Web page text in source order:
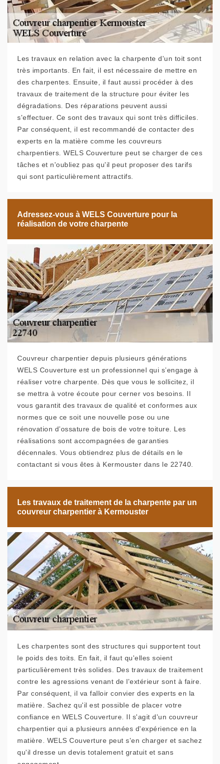
Les travaux en relation avec la charpente d'un toit sont
très importants. En fait, il est nécessaire de mettre en
des charpentes. Ensuite, il faut aussi procéder à des
travaux de traitement de la structure pour éviter les
dégradations. Des réparations peuvent aussi
s'effectuer. Ce sont des travaux qui sont très difficiles.
Par conséquent, il est recommandé de contacter des
experts en la matière comme les couvreurs
charpentiers. WELS Couverture peut se charger de ces
tâches et n'oubliez pas qu'il peut proposer des tarifs
qui sont particulièrement attractifs.
Adressez-vous à WELS Couverture pour la
réalisation de votre charpente
Couvreur charpentier depuis plusieurs générations
WELS Couverture est un professionnel qui s’engage à
réaliser votre charpente. Dès que vous le sollicitez, il
se mettra à votre écoute pour cerner vos besoins. Il
vous garantit des travaux de qualité et conformes aux
normes que ce soit une nouvelle pose ou une
rénovation d’ossature de bois de votre toiture. Les
réalisations sont accompagnées de garanties
décennales. Vous obtiendrez plus de détails en le
contactant si vous êtes à Kermouster dans le 22740.
Les travaux de traitement de la charpente par un
couvreur charpentier à Kermouster
Les charpentes sont des structures qui supportent tout
le poids des toits. En fait, il faut qu'elles soient
particulièrement très solides. Des travaux de traitement
contre les agressions venant de l'extérieur sont à faire.
Par conséquent, il va falloir convier des experts en la
matière. Sachez qu'il est possible de placer votre
confiance en WELS Couverture. Il s'agit d'un couvreur
charpentier qui a plusieurs années d'expérience en la
matière. WELS Couverture peut s'en charger et sachez
qu'il dresse un devis totalement gratuit et sans